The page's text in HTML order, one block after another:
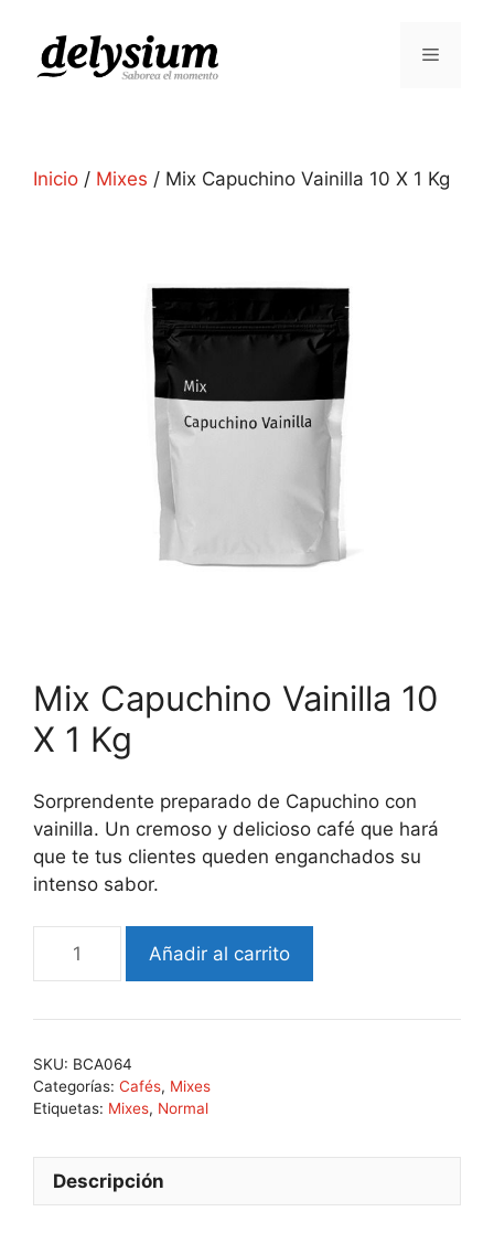
Inicio / Mixes / Mix Capuchino Vainilla 10 X 1 Kg
Mix Capuchino Vainilla 10
X 1 Kg
Sorprendente preparado de Capuchino con
vainilla. Un cremoso y delicioso café que hará
que te tus clientes queden enganchados su
intenso sabor.
Añadir al carrito
SKU: BCA064
Categorías: Cafés, Mixes
Etiquetas: Mixes, Normal
Descripción